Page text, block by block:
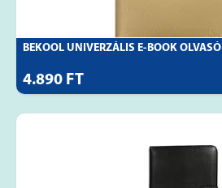
BEKOOL UNIVERZÁLIS E-BOOK OLVASÓ
4.890 FT